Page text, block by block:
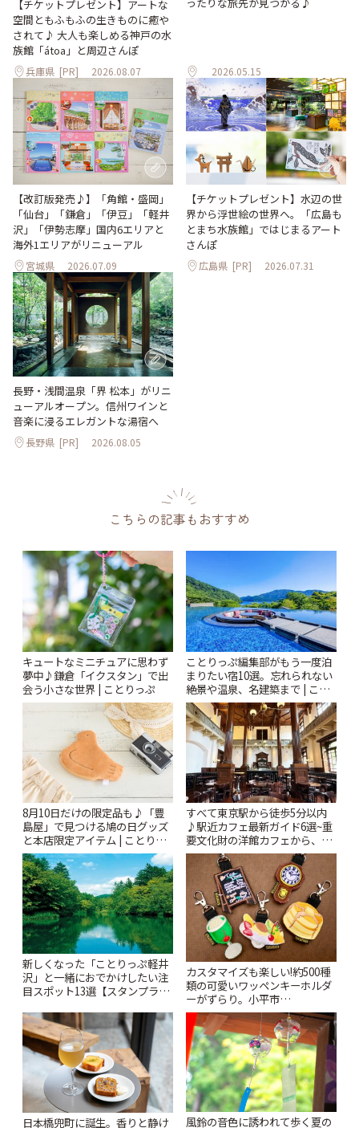
【チケットプレゼント】アートな
空間ともふもふの生きものに癒や
されて♪ 大人も楽しめる神戸の水
族館「átoa」と周辺さんぽ
兵庫県 [PR] 2026.08.07 2026.05.15
【改訂版発売♪】「角館・盛岡」
「仙台」「鎌倉」「伊豆」「軽井
沢」「伊勢志摩」国内6エリアと
海外1エリアがリニューアル
宮城県 2026.07.09
【チケットプレゼント】水辺の世
界から浮世絵の世界へ。「広島も
とまち水族館」ではじまるアート
さんぽ
広島県 [PR] 2026.07.31
長野・浅間温泉「界 松本」がリニ
ューアルオープン。信州ワインと
音楽に浸るエレガントな湯宿へ
長野県 [PR] 2026.08.05
こちらの記事もおすすめ
キュートなミニチュアに思わず
夢中♪鎌倉「イクスタン」で出
会う小さな世界 | ことりっぷ
ことりっぷ編集部がもう一度泊
まりたい宿10選。忘れられない
絶景や温泉、名建築まで | こと
りっぷ
8月10日だけの限定品も♪「豊
島屋」で見つける鳩の日グッズ
と本店限定アイテム | ことりっ
ぷ
すべて東京駅から徒歩5分以内
♪駅近カフェ最新ガイド6選~重
要文化財の洋館カフェから、改
札すぐのレトロ喫茶まで~ | こと
りっぷ
新しくなった「ことりっぷ軽井
沢」と一緒におでかけしたい注
目スポット13選【スタンプラリ
カスタマイズも楽しい!約500種
類の可愛いワッペンキーホルダ
ーがずらり。小平市
「Kimamaya T&K」 | ことりっ
ぷ
日本橋兜町に誕生。香りと静け
風鈴の音色に誘われて歩く夏の